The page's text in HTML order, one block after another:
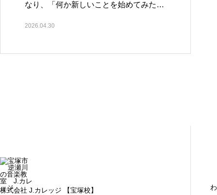
なり、「何か新しいことを始めてみた…
2026.04.30
株式会社 J.カレッジ 【宝塚校】